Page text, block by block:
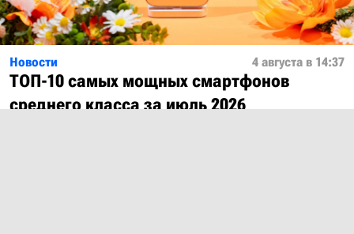
Новости 4 августа в 14:37
ТОП-10 самых мощных смартфонов
среднего класса за июль 2026